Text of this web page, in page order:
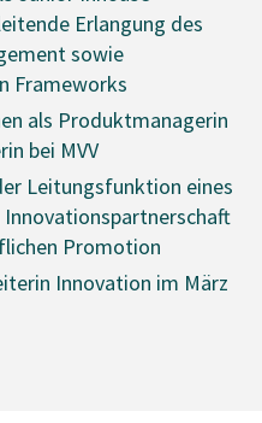
Erlangung des
sowie
Frameworks
als Produktmanagerin
bei MVV
Leitungsfunktion eines
Promotion
Innovation im März